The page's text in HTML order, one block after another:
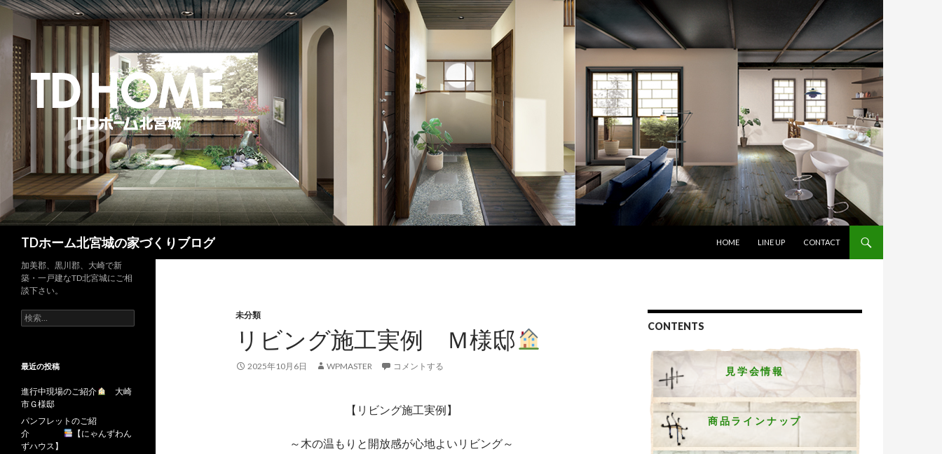
TDホーム北宮城の家づくりブログ
HOME
LINE UP CONTACT
未分類
リビング施工実例 Ｍ様邸
2025年10月6日 WPMASTER コメントする
【リビング施工実例】
～木の温もりと開放感が心地よいリビング～
CONTENTS
見学会情報
商品ラインナップ
加美郡、黒川郡、大崎で新
築・一戸建なTD北宮城にご相
談下さい。
検
索:
最近の投稿
進行中現場のご紹介
大崎
市Ｇ様邸
パンフレットのご紹
介
【にゃんずわん
ずハウス】